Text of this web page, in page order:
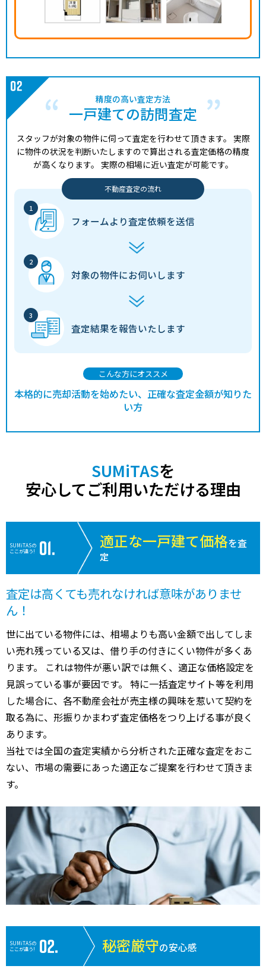
精度の高い査定方法
一戸建ての訪問査定
スタッフが対象の物件に伺って査定を行わせて頂きます。 実際
に物件の状況を判断いたしますので算出される査定価格の精度
が高くなります。 実際の相場に近い査定が可能です。
不動産査定の流れ
フォームより査定依頼を送信
対象の物件にお伺いします
査定結果を報告いたします
こんな方にオススメ
本格的に売却活動を始めたい、正確な査定金額が知りた
い方
SUMiTASを
安心してご利用いただける理由
SUMiTASの
ここが違う!
適正な一戸建て価格を査
定
査定は高くても売れなければ意味がありませ
ん！
世に出ている物件には、相場よりも高い金額で出してしま
い売れ残っている又は、借り手の付きにくい物件が多くあ
ります。 これは物件が悪い訳では無く、適正な価格設定を
見誤っている事が要因です。 特に一括査定サイト等を利用
した場合に、各不動産会社が売主様の興味を惹いて契約を
取る為に、形振りかまわず査定価格をつり上げる事が良く
あります。
当社では全国の査定実績から分析された正確な査定をおこ
ない、市場の需要にあった適正なご提案を行わせて頂きま
す。
SUMiTASの
ここが違う!
秘密厳守の安心感